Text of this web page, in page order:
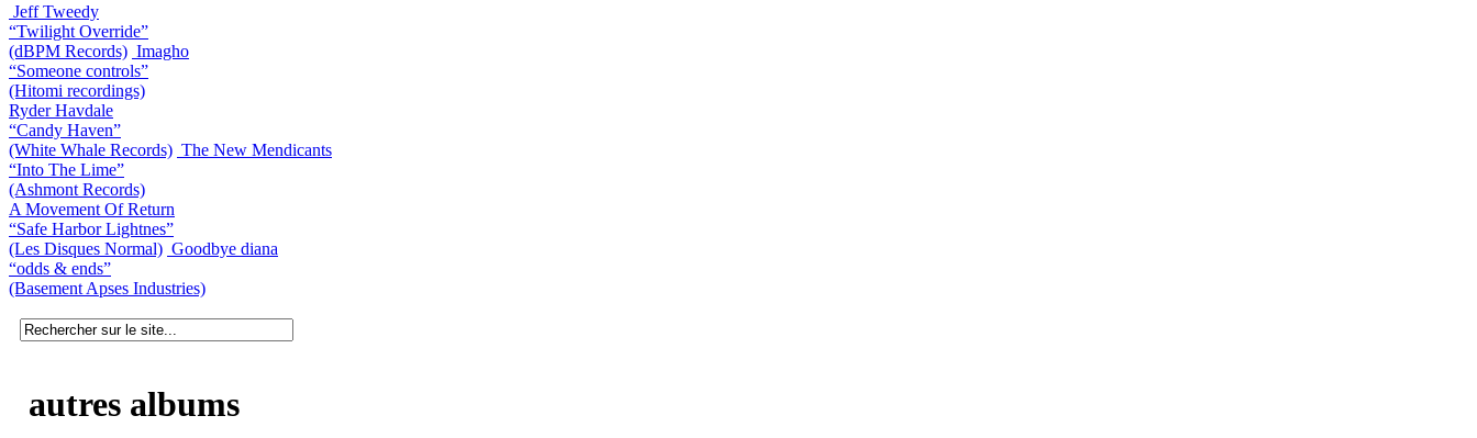
Jeff Tweedy
“Twilight Override”
(dBPM Records) Imagho
“Someone controls”
(Hitomi recordings)
Ryder Havdale
“Candy Haven”
(White Whale Records) The New Mendicants
“Into The Lime”
(Ashmont Records)
A Movement Of Return
“Safe Harbor Lightnes”
(Les Disques Normal) Goodbye diana
“odds & ends”
(Basement Apses Industries)
autres albums